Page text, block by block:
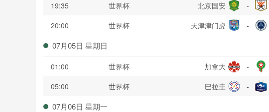
19:35
世界杯 北京国安 -
20:00
世界杯 天津津门虎 -
07月05日 星期日
01:00 世界杯 加拿大 -
05:00
世界杯 巴拉圭 -
07月06日 星期一